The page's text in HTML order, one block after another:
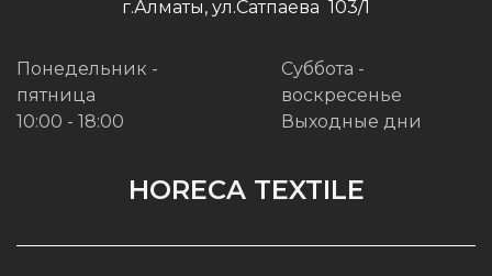
г.Алматы, ул.Сатпаева 103/1
Понедельник -
пятница
10:00 - 18:00
Суббота -
воскресенье
Выходные дни
HORECA TEXTILE